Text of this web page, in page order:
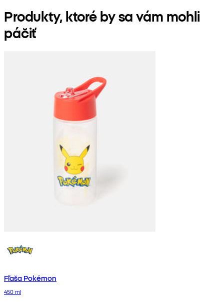
Produkty, ktoré by sa vám mohli
páčiť
Fľaša Pokémon
450 ml